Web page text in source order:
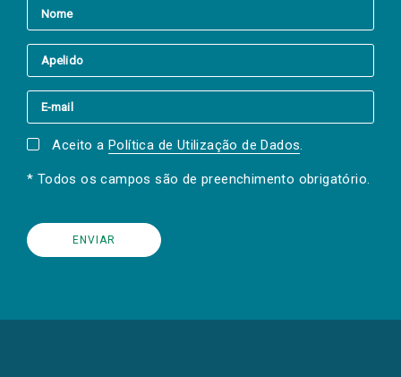
Aceito a Política de Utilização de Dados.
* Todos os campos são de preenchimento obrigatório.